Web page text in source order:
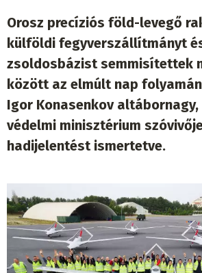
Orosz precíziós föld-levegő
külföldi fegyverszállítmányt
zsoldosbázist semmisítettek
között az elmúlt nap
Igor Konasenkov altábornagy,
védelmi minisztérium
hadijelentést ismertetve.